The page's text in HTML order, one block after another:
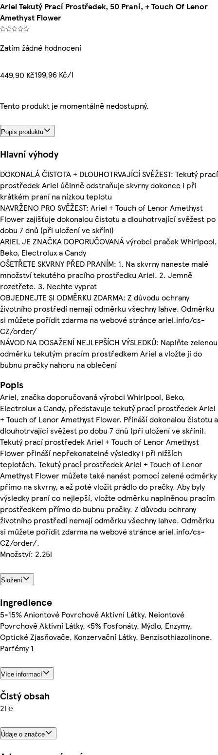
Ariel Tekutý Prací Prostředek, 50 Praní, + Touch Of Lenor
Amethyst Flower
Zatím žádné hodnocení
449,90 Kč199,96 Kč/l
Tento produkt je momentálně nedostupný.
Popis produktu
Hlavní výhody
DOKONALÁ ČISTOTA + DLOUHOTRVAJÍCÍ SVĚŽEST: Tekutý prací
prostředek Ariel účinně odstraňuje skvrny dokonce i při
krátkém praní na nízkou teplotu
NAVRŽENO PRO SVĚŽEST: Ariel + Touch of Lenor Amethyst
Flower zajišťuje dokonalou čistotu a dlouhotrvající svěžest po
dobu 7 dnů (při uložení ve skříni)
ARIEL JE ZNAČKA DOPORUČOVANÁ výrobci praček Whirlpool,
Beko, Electrolux a Candy
OŠETŘETE SKVRNY PŘED PRANÍM: 1. Na skvrny naneste malé
množství tekutého pracího prostředku Ariel. 2. Jemně
rozetřete. 3. Nechte vyprat
OBJEDNEJTE SI ODMĚRKU ZDARMA: Z důvodu ochrany
životního prostředí nemají odměrku všechny lahve. Odměrku
si můžete pořídit zdarma na webové stránce ariel.info/cs-
CZ/order/
NÁVOD NA DOSAŽENÍ NEJLEPŠÍCH VÝSLEDKŮ: Naplňte zelenou
odměrku tekutým pracím prostředkem Ariel a vložte ji do
bubnu pračky nahoru na oblečení
Popis
Ariel, značka doporučovaná výrobci Whirlpool, Beko,
Electrolux a Candy, představuje tekutý prací prostředek Ariel
+ Touch of Lenor Amethyst Flower. Přináší dokonalou čistotu a
dlouhotrvající svěžest po dobu 7 dnů (při uložení ve skříni).
Tekutý prací prostředek Ariel + Touch of Lenor Amethyst
Flower přináší nepřekonatelné výsledky i při nižších
teplotách. Tekutý prací prostředek Ariel + Touch of Lenor
Amethyst Flower můžete také nanést pomocí zelené odměrky
přímo na skvrny, a až poté vložit prádlo do pračky. Aby byly
výsledky praní co nejlepší, vložte odměrku naplněnou pracím
prostředkem přímo do bubnu pračky. Z důvodu ochrany
životního prostředí nemají odměrku všechny lahve. Odměrku
si můžete pořídit zdarma na webové stránce ariel.info/cs-
CZ/order/.
Množství: 2.25l
Složení
Ingredience
5-15% Aniontové Povrchově Aktivní Látky, Neiontové
Povrchově Aktivní Látky, <5% Fosfonáty, Mýdlo, Enzymy,
Optické Zjasňovače, Konzervační Látky, Benzisothiazolinone,
Parfémy 1
Více informací
Čistý obsah
2l ℮
Údaje o značce